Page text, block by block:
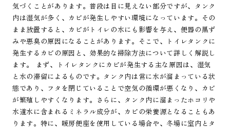
気づくことがあります。普段は目に見えない部分ですが、タンク
内は湿気が多く、カビが発生しやすい環境になっています。その
まま放置すると、カビがトイレの水にも影響を与え、便器の黒ず
みや悪臭の原因になることがあります。そこで、トイレタンクに
発生するカビの原因と、効果的な掃除方法について詳しく解説し
ます。 まず、トイレタンクにカビが発生する主な原因は、湿気
と水の滞留によるものです。タンク内は常に水が溜まっている状
態であり、フタを閉じていることで空気の循環が悪くなり、カビ
が繁殖しやすくなります。さらに、タンク内に溜まったホコリや
水道水に含まれるミネラル成分が、カビの栄養源となることもあ
ります。特に、暖房便座を使用している場合や、冬場に室内とタ